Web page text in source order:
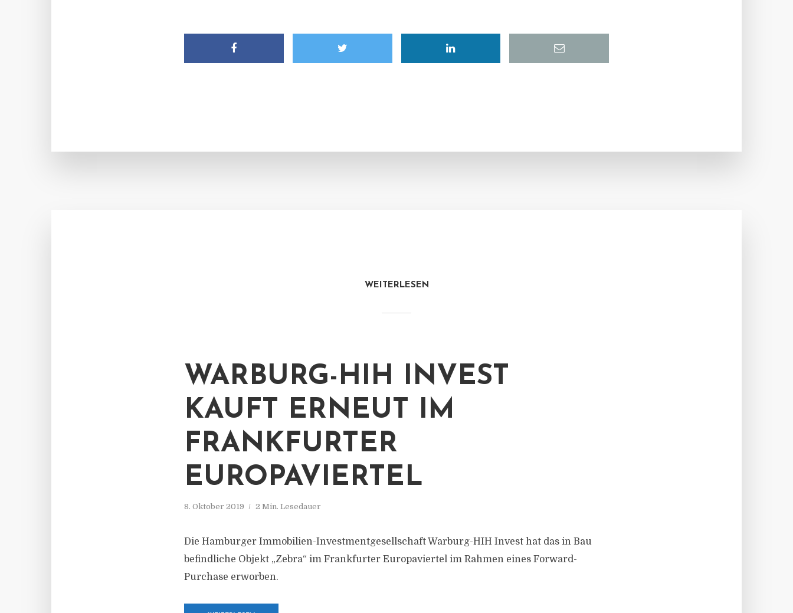
WEITERLESEN
WARBURG-HIH INVEST
KAUFT ERNEUT IM
FRANKFURTER
EUROPAVIERTEL
8. Oktober 2019 2 Min. Lesedauer
Die Hamburger Immobilien-Investmentgesellschaft Warburg-HIH Invest hat das in Bau
befindliche Objekt „Zebra“ im Frankfurter Europaviertel im Rahmen eines Forward-
Purchase erworben.